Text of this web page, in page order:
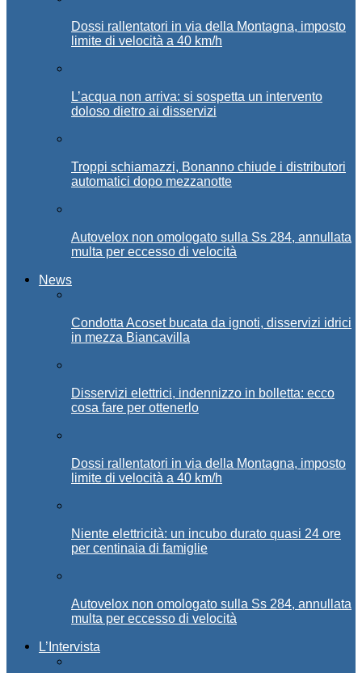
Dossi rallentatori in via della Montagna, imposto
limite di velocità a 40 km/h
L’acqua non arriva: si sospetta un intervento
doloso dietro ai disservizi
Troppi schiamazzi, Bonanno chiude i distributori
automatici dopo mezzanotte
Autovelox non omologato sulla Ss 284, annullata
multa per eccesso di velocità
News
Condotta Acoset bucata da ignoti, disservizi idrici
in mezza Biancavilla
Disservizi elettrici, indennizzo in bolletta: ecco
cosa fare per ottenerlo
Dossi rallentatori in via della Montagna, imposto
limite di velocità a 40 km/h
Niente elettricità: un incubo durato quasi 24 ore
per centinaia di famiglie
Autovelox non omologato sulla Ss 284, annullata
multa per eccesso di velocità
L’Intervista